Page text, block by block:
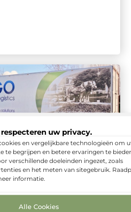
uw privacy.
en vergelijkbare technologieën om
te begrijpen en betere ervaringen te
verschillende doeleinden ingezet, zoals
en het meten van sitegebruik.
informatie.
Alle Cookies
Expert in
opslag
Nederlands bedrijf dat